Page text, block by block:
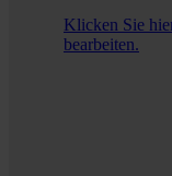
Klicken Sie
bearbeiten.